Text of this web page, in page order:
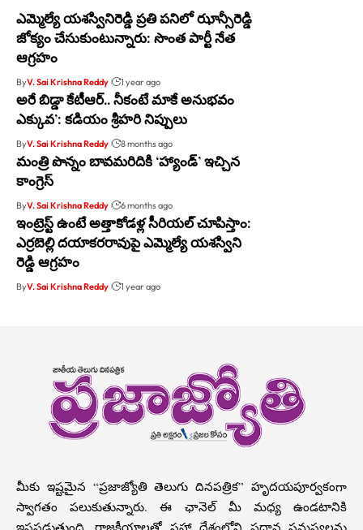
ఎమ్మెల్యే యశస్వినిరెడ్డి ప్రతి పనిలో ఝాన్సీరెడ్డి
జోక్యం చేసుకుంటున్నారు: సొంత పార్టీ నేత
ఆగ్రహం
ByV. Sai Krishna Reddy 1 year ago
అరే బిడ్డా కేటీఆర్.. నీకంటే మాకే అనుభవం
ఎక్కువ’: కడియం శ్రీహరి నిప్పులు
ByV. Sai Krishna Reddy 8 months ago
మంత్రి పొన్నం బావమరిదికి ‘హ్యాండ్’ ఇచ్చిన
కాంగ్రెస్
ByV. Sai Krishna Reddy 6 months ago
ఇంట్రెస్ట్ ఉంటే అత్తాకోడళ్ల సీరియల్ చూపిస్తాం:
ఎర్రబెల్లి దయాకరరావుపై ఎమ్మెల్యే యశస్విని
రెడ్డి ఆగ్రహం
ByV. Sai Krishna Reddy 1 year ago
మీకు ఇష్టమైన “ప్రజాజ్యోతి తెలుగు దినపత్రిక” హృదయపూర్వకంగా
స్వాగతం పలుకుతున్నారు. ఈ ఛానెల్ మీ మధ్య ఉండటానికి